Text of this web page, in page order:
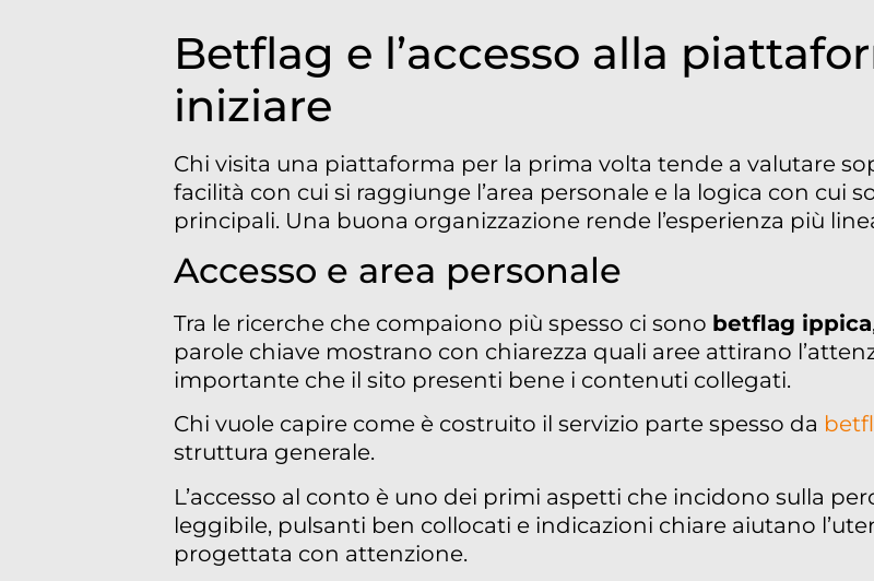
Betflag e l’accesso alla
iniziare
Chi visita una piattaforma per la prima volta tende a valutare
facilità con cui si raggiunge l’area personale e la logica con cui
principali. Una buona organizzazione rende l’esperienza più
Accesso e area personale
Tra le ricerche che compaiono più spesso ci sono betflag ippica
parole chiave mostrano con chiarezza quali aree attirano
importante che il sito presenti bene i contenuti collegati.
Chi vuole capire come è costruito il servizio parte spesso da
struttura generale.
L’accesso al conto è uno dei primi aspetti che incidono sulla
leggibile, pulsanti ben collocati e indicazioni chiare aiutano
progettata con attenzione.